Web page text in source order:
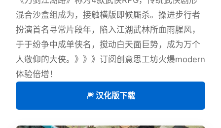
混合沙盒组成为，接触横版即候厮杀。操进步行者
扮演首名寻常片段年，陷入江湖武林所血雨腥风，
于于纷争中成单侠名，搅动白天面巨势，成为万个
人敬仰的大侠。》》》订阅创意思工坊火爆modern
体验倍增！
🎆 汉化版下载